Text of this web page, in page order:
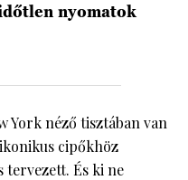
nyomatok
York néző tisztában van
cipőkhöz
tervezett. És ki ne